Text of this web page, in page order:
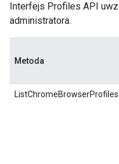
Interfejs Profiles API
administratora.
Metoda
ListChromeBrowserProfiles